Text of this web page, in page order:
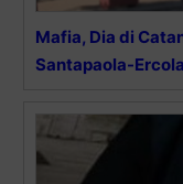
Mafia, Dia di
Santapaola-